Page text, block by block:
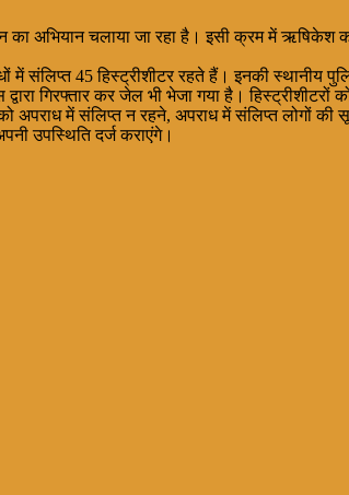
अभियान चलाया जा रहा है। इसी क्रम में ऋषिकेश
संलिप्त 45 हिस्ट्रीशीटर रहते हैं। इनकी स्थानीय
द्वारा गिरफ्तार कर जेल भी भेजा गया है।
अपराध में संलिप्त न रहने, अपराध में संलिप्त लोगों
उपस्थिति दर्ज कराएंगे।